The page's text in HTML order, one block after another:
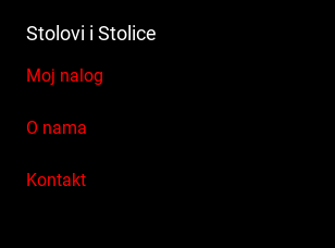
Stolovi i Stolice
Moj nalog
O nama
Kontakt